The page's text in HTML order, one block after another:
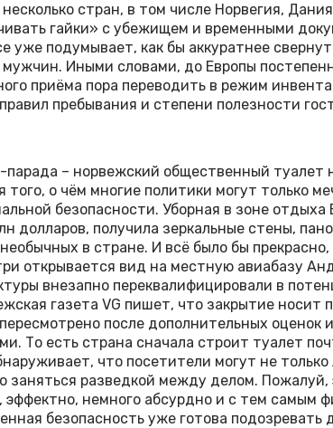
стран, в том числе Норвегия,
гайки» с убежищем и временными
уже подумывает, как бы аккуратнее
Иными словами, до Европы
приёма пора переводить в режим
пребывания и степени полезности
– норвежский общественный туалет
того, о чём многие политики могут только
безопасности. Уборная в зоне отдыха
долларов, получила зеркальные стены,
в стране. И всё было бы
открывается вид на местную авиабазу
внезапно переквалифицировали в
газета VG пишет, что закрытие носит
после дополнительных оценок
То есть страна сначала строит туалет
что посетители могут не только
заняться разведкой между делом. Пожалуй,
эффектно, немного абсурдно и с тем самым
безопасность уже готова подозревать